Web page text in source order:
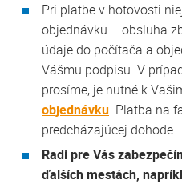
Pri platbe v hotovosti
objednávku – obsluha
údaje do počítača a
Vášmu podpisu. V
prosíme, je nutné k
objednávku. Platba na
predcházajúcej dohode.
Radi pre Vás
ďalších mestách,